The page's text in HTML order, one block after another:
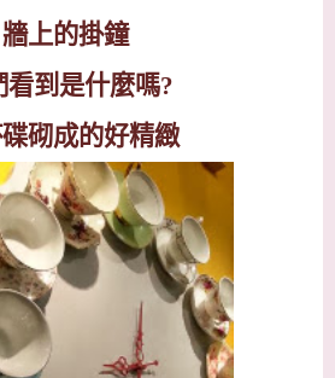
牆上的掛鐘
看到是什麼嗎?
砌成的好精緻